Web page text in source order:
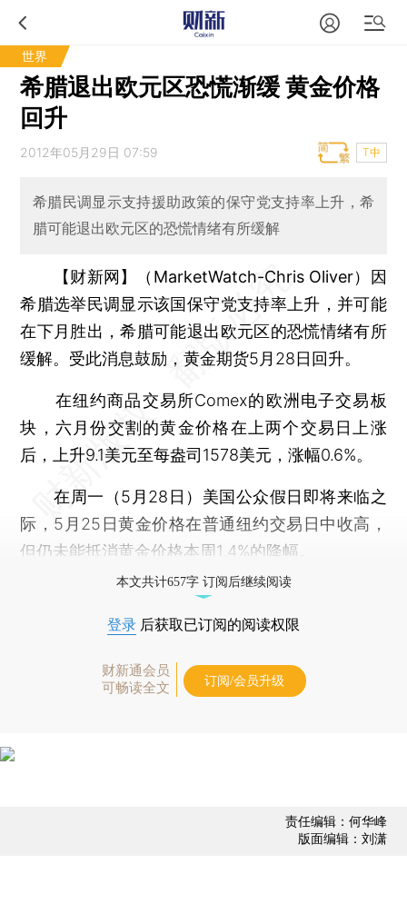
世界
希腊退出欧元区恐慌渐缓 黄金价格
回升
2012年05月29日 07:59 T中
希腊民调显示支持援助政策的保守党支持率上升，希
腊可能退出欧元区的恐慌情绪有所缓解
【财新网】（MarketWatch-Chris Oliver）
因
希腊选举民调显示该国保守党支持率上升，并可能
在下月胜出，希腊可能退出欧元区的恐慌情绪有所
缓解。受此消息鼓励，黄金期货5月28日回升。
在纽约商品交易所Comex的欧洲电子交易板
块，六月份交割的黄金价格在上两个交易日上涨
后，上升9.1美元至每盎司1578美元，涨幅0.6%。
在周一（5月28日）美国公众假日即将来临之
际，5月25日黄金价格在普通纽约交易日中收高，
但仍未能抵消黄金价格本周1.4%的降幅。
本文共计657字 订阅后继续阅读
登录 后获取已订阅的阅读权限
财新通会员
可畅读全文
订阅/会员升级
责任编辑：何华峰
版面编辑：刘潇